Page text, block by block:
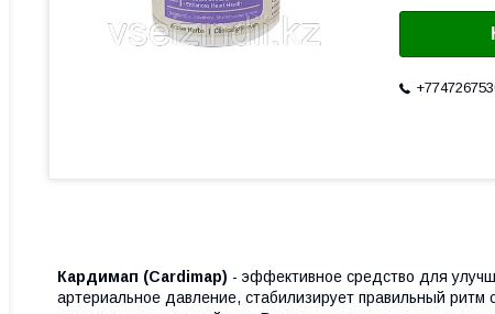
Кардимап (Cardimap) - эффективное средство для
артериальное давление, стабилизирует правильный